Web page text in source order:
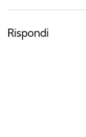
Rispondi